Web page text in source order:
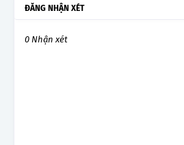
ĐĂNG NHẬN XÉT
0 Nhận xét